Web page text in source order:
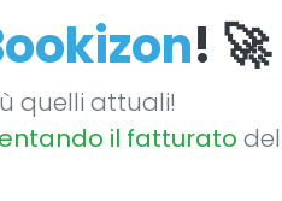
! 🚀
quelli attuali!
il fatturato